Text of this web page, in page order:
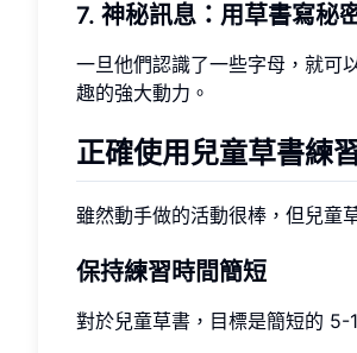
7. 神秘訊息：用草書寫秘
一旦他們認識了一些字母，就可
趣的強大動力。
正確使用兒童草書練
雖然動手做的活動很棒，但兒童
保持練習時間簡短
對於兒童草書，目標是簡短的